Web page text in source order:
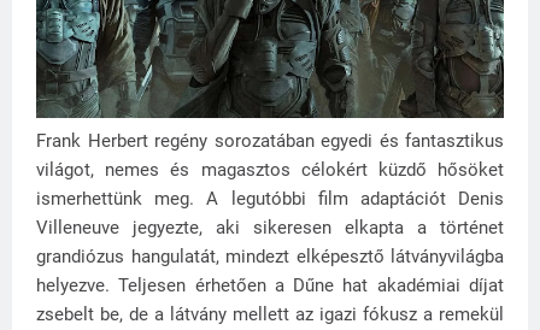
Frank Herbert regény sorozatában egyedi és fantasztikus
világot, nemes és magasztos célokért küzdő hősöket
ismerhettünk meg. A legutóbbi film adaptációt Denis
Villeneuve jegyezte, aki sikeresen elkapta a történet
grandiózus hangulatát, mindezt elképesztő látványvilágba
helyezve. Teljesen érhetően a Dűne hat akadémiai díjat
zsebelt be, de a látvány mellett az igazi fókusz a remekül